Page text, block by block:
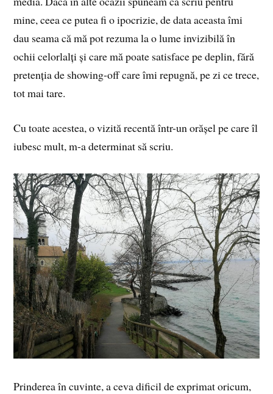
mine, ceea ce putea fi o ipocrizie, de data aceasta îmi
dau seama că mă pot rezuma la o lume invizibilă în
ochii celorlalți și care mă poate satisface pe deplin, fără
pretenția de showing-off care îmi repugnă, pe zi ce trece,
tot mai tare.
Cu toate acestea, o vizită recentă într-un orășel pe care îl
iubesc mult, m-a determinat să scriu.
Prinderea în cuvinte, a ceva dificil de exprimat oricum,